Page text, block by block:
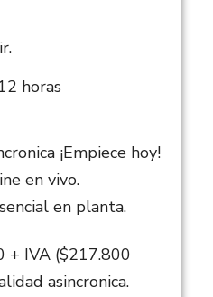
12 horas
¡Empiece hoy!
en vivo.
en planta.
+ IVA ($217.800
asincronica.